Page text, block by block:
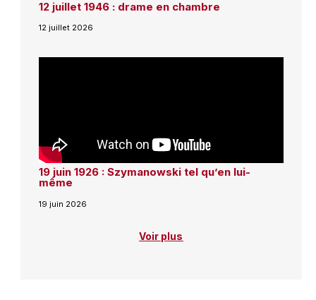
12 juillet 1946 : drame en chambre
12 juillet 2026
19 juin 1926 : Szymanowski tel qu’en lui-
même
19 juin 2026
Voir plus